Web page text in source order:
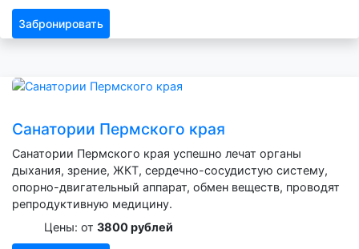
Забронировать
Санатории Пермского края
Санатории Пермского края успешно лечат органы
дыхания, зрение, ЖКТ, сердечно-сосудистую систему,
опорно-двигательный аппарат, обмен веществ, проводят
репродуктивную медицину.
Цены: от 3800 рублей